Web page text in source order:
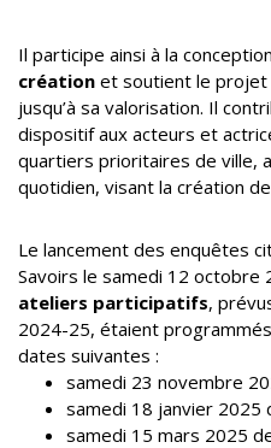
Il participe ainsi à la
création et soutient le
jusqu’à sa valorisation. Il
dispositif aux acteurs et
quartiers prioritaires de ville,
quotidien, visant la création
Le lancement des enquêtes
Savoirs le samedi 12 octobre
ateliers participatifs,
2024-25, étaient
dates suivantes :
samedi 23 novembre
samedi 18 janvier 2025
samedi 15 mars 2025